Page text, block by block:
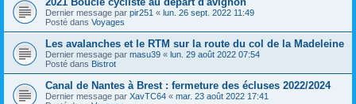
Dernier message par pir251 « lun. 26 sept. 2022 11:49
Posté dans Voyages
Les avalanches et le RTM sur la route du col de la Madeleine
Dernier message par masu39 « lun. 29 août 2022 07:54
Posté dans Bistrot
Canal de Nantes à Brest : fermeture des écluses 2022/2024
Dernier message par XavTC64 « mar. 23 août 2022 17:41